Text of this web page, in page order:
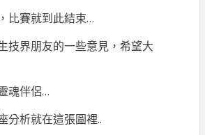
比賽就到此結束…
技界朋友的一些意見，希望大
魂伴侶…
分析就在這張圖裡..